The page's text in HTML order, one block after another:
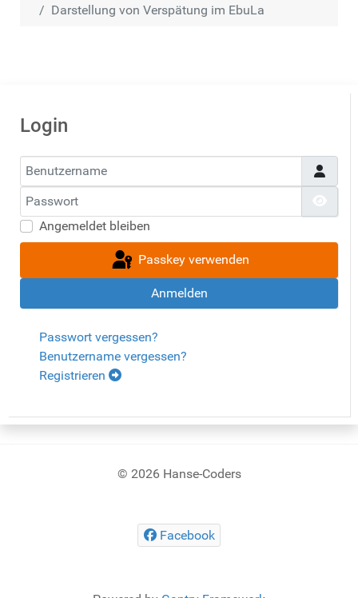
Darstellung von Verspätung im EbuLa
Login
Benutzername
Passwort
Angemeldet bleiben
Passkey verwenden
Anmelden
Passwort vergessen?
Benutzername vergessen?
Registrieren
© 2026 Hanse-Coders
Facebook